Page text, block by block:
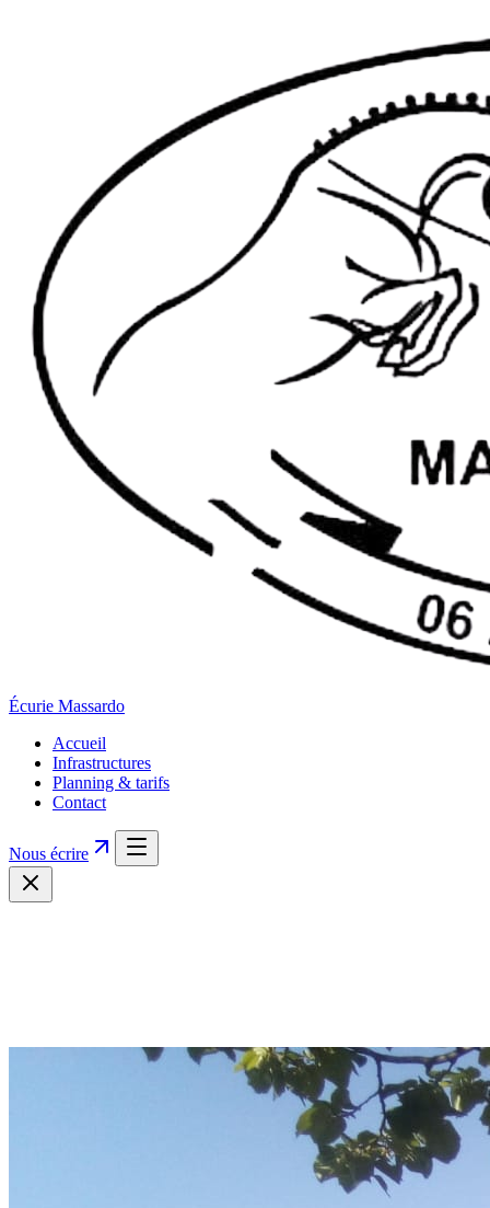
Écurie Massardo
Accueil
Infrastructures
Planning & tarifs
Contact
Nous écrire